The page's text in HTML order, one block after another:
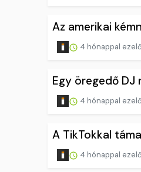
Az amerikai
4 hónappal
Egy öregedő DJ
4 hónappal
A TikTokkal
4 hónappal